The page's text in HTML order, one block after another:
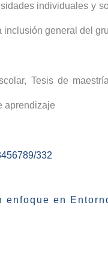
individuales y
inclusión general del
, Tesis de
aprendizaje
332
enfoque en